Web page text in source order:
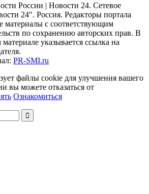
России | Новости 24. Сетевое
24". Россия. Редакторы портала
материалы с соответствующим
по сохранению авторских прав. В
указывается ссылка на
PR-SMI.ru
файлы cookie для улучшения вашего
вы можете отказаться от
Ознакомиться